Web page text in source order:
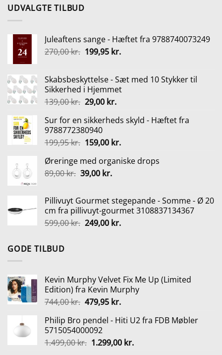
UDVALGTE TILBUD
Juleaftens sange - Hæftet fra 9788740073249
270,00kr. Den
var:
270,00 kr..
199,95 kr.Den
er:
199,95 kr..
Skabsbeskyttelse - Sæt med 10 Stykker til
Sikkerhed i Hjemmet
139,00kr. Den
pris
var:
139,00 kr..
29,00 kr.Den
pris
29,00 kr..
Sur for en sikkerheds skyld - Hæftet fra
9788772380940
199,95kr. Den
pris
var:
159,00 kr.Den
pris
Øreringe med organiske drops
89,00kr. Den
var:
89,00 kr..
39,00 kr.Den
er:
39,00 kr..
Pillivuyt Gourmet stegepande - Somme - Ø 20
cm fra pillivuyt-gourmet 3108837134367
599,00kr. Den
249,00 kr.Den
GODE TILBUD
Kevin Murphy Velvet Fix Me Up (Limited
Edition) fra Kevin Murphy
744,00kr. Den
pris
var:
744,00 kr..
479,95 kr.Den
pris
479,95 kr..
Philip Bro pendel - Hiti U2 fra FDB Møbler
5715054000092
1.499,00kr. Den
1.299,00 kr.Den